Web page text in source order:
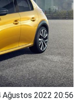
Ağustos 2022 20:56